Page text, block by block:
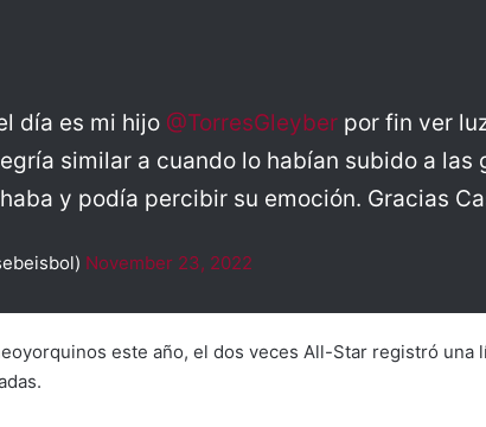
día es mi hijo @TorresGleyber por fin ver
similar a cuando lo habían subido a las
y podía percibir su emoción. Gracias
November 23, 2022
este año, el dos veces All-Star registró una